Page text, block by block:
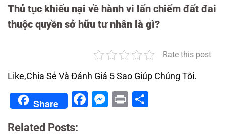
Thủ tục khiếu nại về hành vi lấn chiếm đất đai
thuộc quyền sở hữu tư nhân là gì?
Rate this post
Like,Chia Sẻ Và Đánh Giá 5 Sao Giúp Chúng Tôi.
Share Facebook
Messenger
Print
Related Posts: